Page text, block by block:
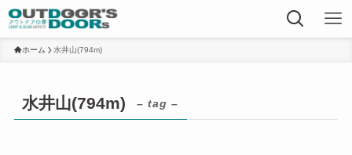
ホーム 水井山(794m)
水井山(794m) – tag –